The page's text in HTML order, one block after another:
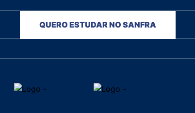
QUERO ESTUDAR NO SANFRA